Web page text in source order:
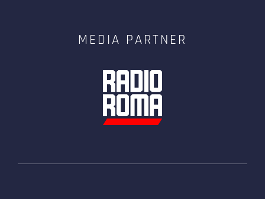
MEDIA PARTNER